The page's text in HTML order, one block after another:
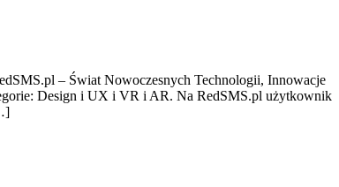
– Świat Nowoczesnych Technologii, Innowacje
Design i UX i VR i AR. Na RedSMS.pl użytkownik